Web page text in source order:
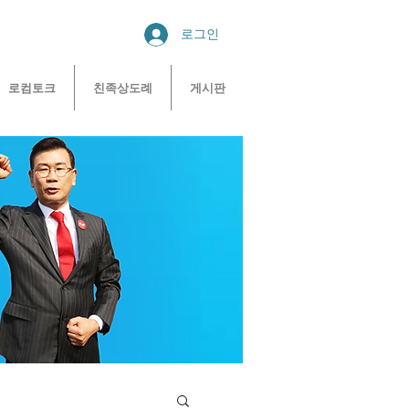
로그인
로컴토크 친족상도례 게시판